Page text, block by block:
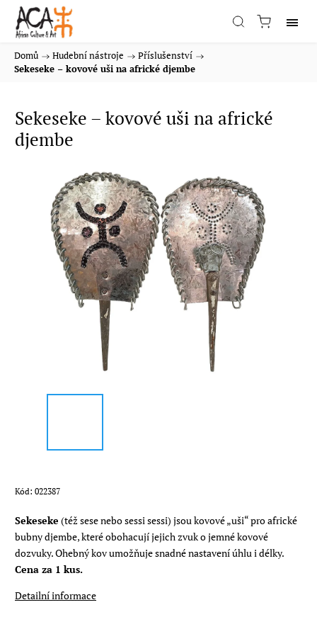
Domů / Hudební nástroje / Příslušenství /
Sekeseke – kovové uši na africké djembe
Sekeseke – kovové uši na africké
djembe
Kód: 022387
Sekeseke (též sese nebo sessi sessi) jsou kovové „uši“ pro africké
bubny djembe, které obohacují jejich zvuk o jemné kovové
dozvuky. Ohebný kov umožňuje snadné nastavení úhlu i délky.
Cena za 1 kus.
Detailní informace